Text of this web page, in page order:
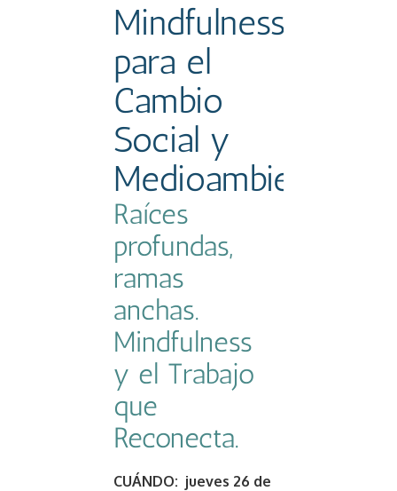
Mindfulness
para el
Cambio
Social y
Medioambiental
Raíces
profundas,
ramas
anchas.
Mindfulness
y el Trabajo
que
Reconecta.
CUÁNDO: jueves 26 de